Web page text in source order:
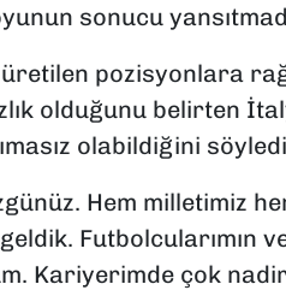
sonucu
pozisyonlara
olduğunu belirten
olabildiğini
Hem milletimiz
Futbolcularımın
Kariyerimde çok